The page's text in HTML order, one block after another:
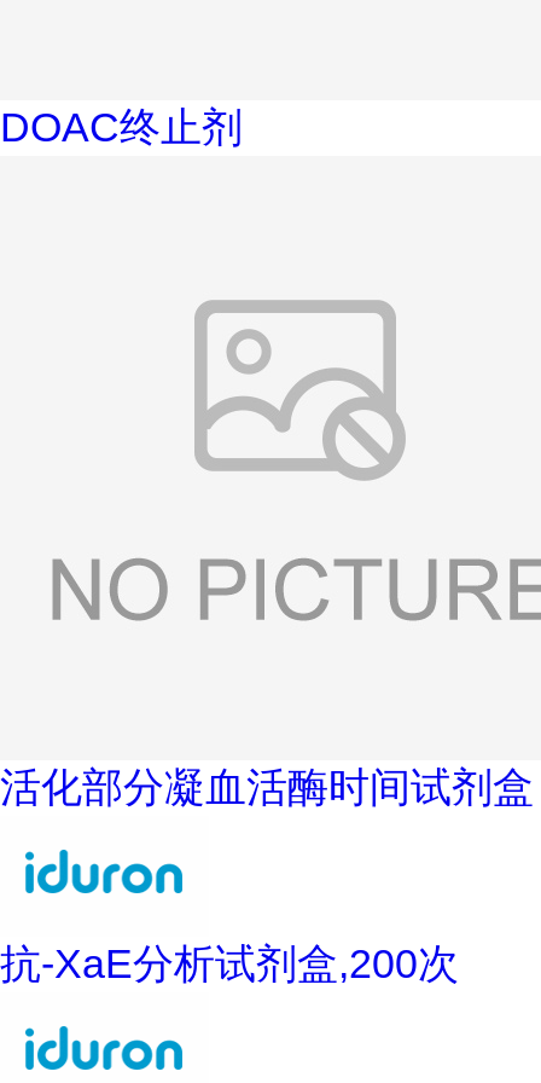
DOAC终止剂
活化部分凝血活酶时间试剂盒
抗-XaE分析试剂盒,200次